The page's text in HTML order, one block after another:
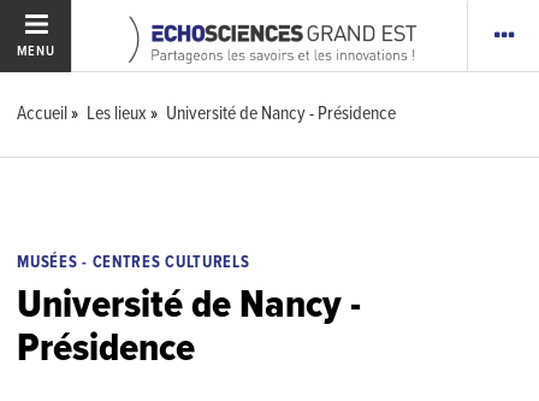
MENU
Accueil Les lieux Université de Nancy - Présidence
MUSÉES - CENTRES CULTURELS
Université de Nancy -
Présidence